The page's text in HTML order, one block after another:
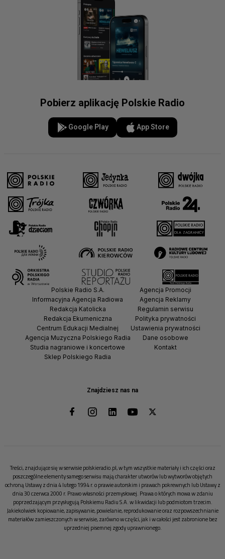
Pobierz aplikację Polskie Radio
Google Play App Store
Znajdziesz nas na
Polskie Radio S.A.
Informacyjna Agencja Radiowa
Redakcja Katolicka
Redakcja Ekumeniczna
Centrum Edukacji Medialnej
Agencja Muzyczna Polskiego Radia
Studia nagraniowe i koncertowe
Sklep Polskiego Radia
Agencja Promocji
Agencja Reklamy
Regulamin serwisu
Polityka prywatności
Ustawienia prywatności
Dane osobowe
Kontakt
Treści, znajdujące się w serwisie polskieradio.pl, w tym wszystkie materiały i ich części oraz
poszczególne elementy samego serwisu mają charakter utworów lub wytworów objętych
ochroną Ustawy z dnia 4 lutego 1994 r. o prawie autorskim i prawach pokrewnych lub Ustawy z
dnia 30 czerwca 2000 r. Prawo własności przemysłowej. Prawa o których mowa w zdaniu
poprzedzającym przysługują Polskiemu Radiu S.A. w likwidacji lub podmiotom trzecim.
Jakiekolwiek kopiowanie, zapisywanie, powielanie, reprodukowanie oraz rozpowszechnianie
materiałów zamieszczonych w serwisie, zarówno w części, jak i w całości jest zabronione bez
uprzedniej pisemnej zgody uprawnionego.